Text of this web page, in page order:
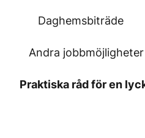
Daghemsbiträde
Andra jobbmöjligheter
Praktiska råd för en